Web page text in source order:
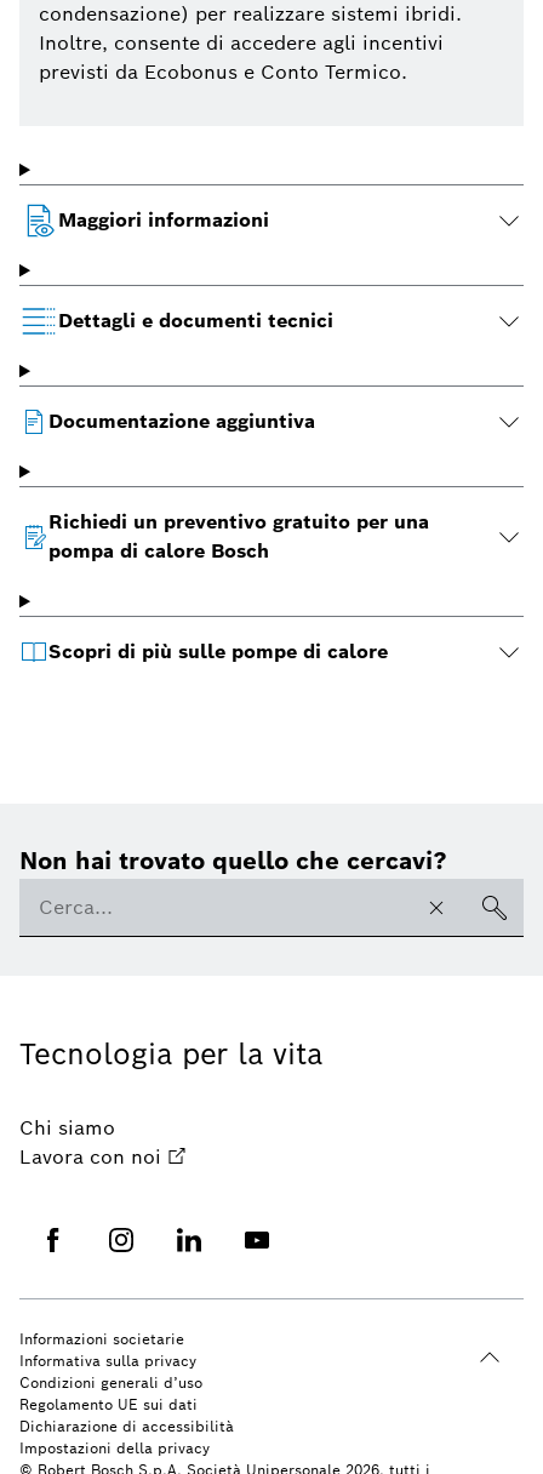
condensazione) per realizzare sistemi ibridi.
Inoltre, consente di accedere agli incentivi
previsti da Ecobonus e Conto Termico.
Maggiori informazioni
Dettagli e documenti tecnici
Documentazione aggiuntiva
Richiedi un preventivo gratuito per una
pompa di calore Bosch
Scopri di più sulle pompe di calore
Non hai trovato quello che cercavi?
Tecnologia per la vita
Chi siamo
Lavora con noi
© Robert Bosch S.p.A. Società Unipersonale 2026, tutti i
Informazioni societarie
Informativa sulla privacy
Condizioni generali d’uso
Regolamento UE sui dati
Dichiarazione di accessibilità
Impostazioni della privacy